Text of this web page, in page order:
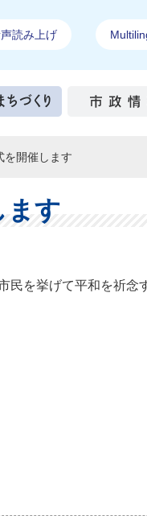
読み上げ
育 産業・まちづ
を開催します
ます
を挙げて平和を祈念